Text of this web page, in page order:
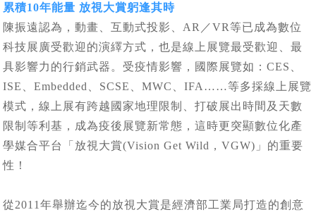
累積10年能量 放視大賞躬逢其時
陳振遠認為，動畫、互動式投影、AR／VR等已成為數位
科技展廣受歡迎的演繹方式，也是線上展覽最受歡迎、最
具影響力的行銷武器。受疫情影響，國際展覽如：CES、
ISE、Embedded、SCSE、MWC、IFA……等多採線上展覽
模式，線上展有跨越國家地理限制、打破展出時間及天數
限制等利基，成為疫後展覽新常態，這時更突顯數位化產
學媒合平台「放視大賞(Vision Get Wild，VGW)」的重要
性！
從2011年舉辦迄今的放視大賞是經濟部工業局打造的創意